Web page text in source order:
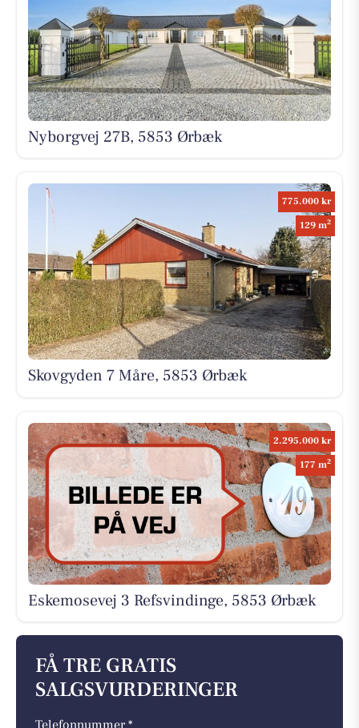
Nyborgvej 27B, 5853 Ørbæk
775.000 kr
129 m2
Skovgyden 7 Måre, 5853 Ørbæk
2.295.000 kr
177 m2
Eskemosevej 3 Refsvindinge, 5853 Ørbæk
FÅ TRE GRATIS
SALGSVURDERINGER